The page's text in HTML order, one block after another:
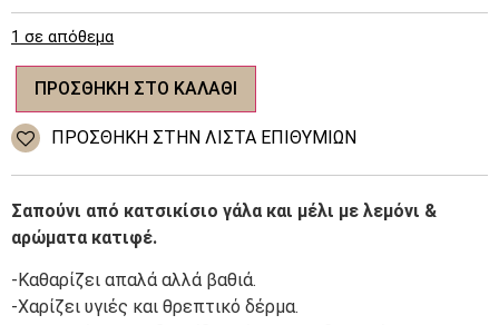
Σαπούνι από κατσικίσιο γάλα και μέλι με λεμόνι &
αρώματα κατιφέ.
-Καθαρίζει απαλά αλλά βαθιά.
-Χαρίζει υγιές και θρεπτικό δέρμα.
1 σε απόθεμα
Σαπούνι
λεμόνι
και
κατιφέ
ΠΡΟΣΘΉΚΗ ΣΤΟ ΚΑΛΆΘΙ
ΠΡΌΣΘΉΚΗ ΣΤΗΝ ΛΊΣΤΑ ΕΠΙΘΥΜΙΏΝ